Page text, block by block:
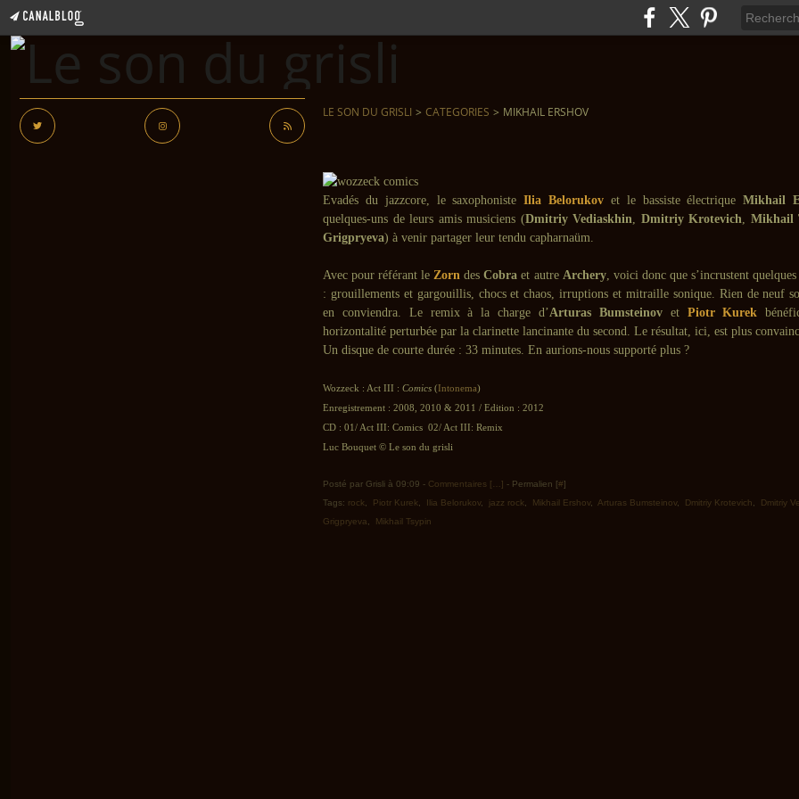
LE SON DU GRISLI > CATEGORIES > MIKHAIL ERSHOV
Evadés du jazzcore, le saxophoniste Ilia Belorukov et le bassiste électriqueMikhail
quelques-uns de leurs amis musiciens (Dmitriy Vediaskhin, Dmitriy Krotevich, Mikhail
Grigpryeva) à venir partager leur tendu capharnaüm.
Avec pour référant leZorn desCobra et autre Archery, voici donc que s’incrustent
: grouillements et gargouillis, chocs et chaos, irruptions et mitraille sonique. Rien de neuf
en conviendra. Le remix à la charge d’Arturas BumsteinovetPiotr Kurek
horizontalité perturbée par la clarinette lancinante du second. Le résultat, ici, est plus
Un disque de courte durée : 33 minutes. En aurions-nous supporté plus ?
Wozzeck : Act III : Comics (Intonema)
Enregistrement : 2008, 2010 & 2011 / Edition : 2012
CD : 01/ Act III: Comics 02/ Act III: Remix
Luc Bouquet © Le son du grisli
Posté par Grisli à 09:09 - Commentaires [ ] - Permalien [#]
Tags: rock Piotr Kurek Ilia Belorukov, jazz rock Mikhail Ershov, Arturas Bumsteinov, Dmitriy Krotevich Dmitriy
Grigpryeva
Mikhail Tsypin